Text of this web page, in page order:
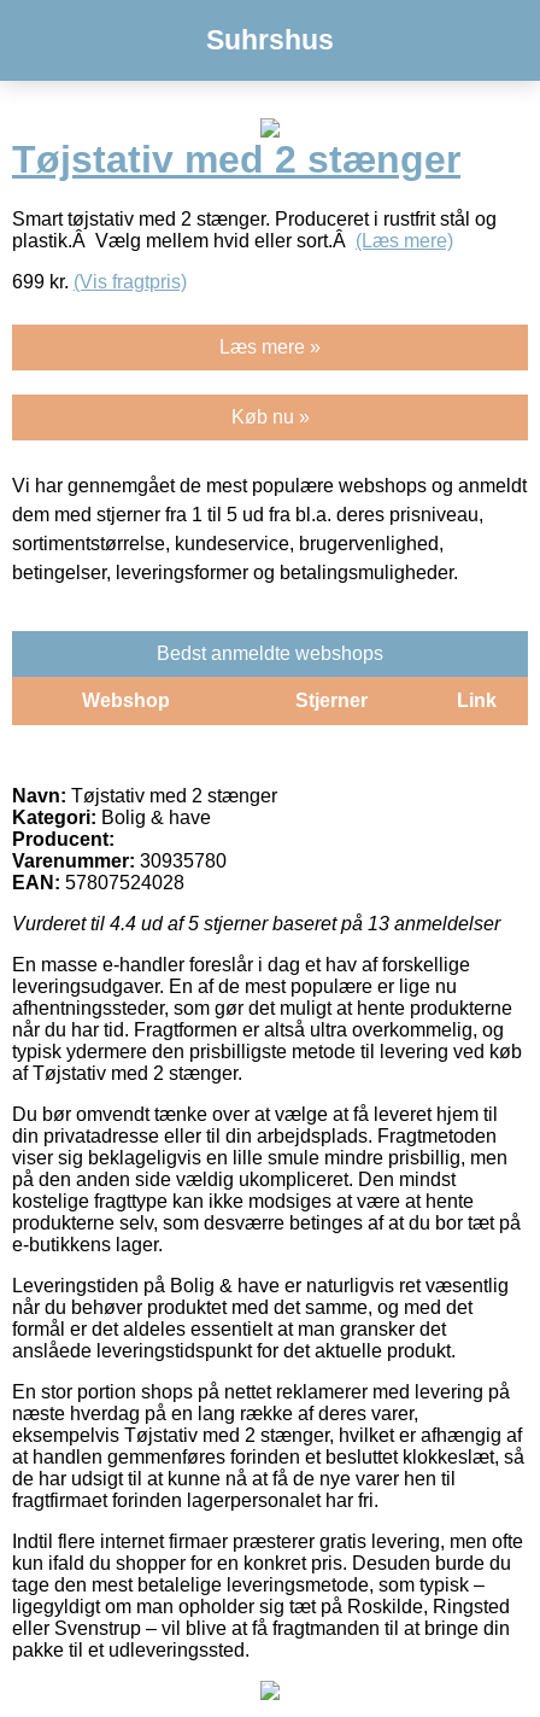
Suhrshus
Tøjstativ med 2 stænger
Smart tøjstativ med 2 stænger. Produceret i rustfrit stål og
plastik.Â Vælg mellem hvid eller sort.Â (Læs mere)
699 kr. (Vis fragtpris)
Læs mere »
Køb nu »
Vi har gennemgået de mest populære webshops og anmeldt
dem med stjerner fra 1 til 5 ud fra bl.a. deres prisniveau,
sortimentstørrelse, kundeservice, brugervenlighed,
betingelser, leveringsformer og betalingsmuligheder.
Bedst anmeldte webshops
Webshop Stjerner Link
Navn: Tøjstativ med 2 stænger
Kategori: Bolig & have
Producent:
Varenummer: 30935780
EAN: 57807524028
Vurderet til 4.4 ud af 5 stjerner baseret på 13 anmeldelser
En masse e-handler foreslår i dag et hav af forskellige
leveringsudgaver. En af de mest populære er lige nu
afhentningssteder, som gør det muligt at hente produkterne
når du har tid. Fragtformen er altså ultra overkommelig, og
typisk ydermere den prisbilligste metode til levering ved køb
af Tøjstativ med 2 stænger.
Du bør omvendt tænke over at vælge at få leveret hjem til
din privatadresse eller til din arbejdsplads. Fragtmetoden
viser sig beklageligvis en lille smule mindre prisbillig, men
på den anden side vældig ukompliceret. Den mindst
kostelige fragttype kan ikke modsiges at være at hente
produkterne selv, som desværre betinges af at du bor tæt på
e-butikkens lager.
Leveringstiden på Bolig & have er naturligvis ret væsentlig
når du behøver produktet med det samme, og med det
formål er det aldeles essentielt at man gransker det
anslåede leveringstidspunkt for det aktuelle produkt.
En stor portion shops på nettet reklamerer med levering på
næste hverdag på en lang række af deres varer,
eksempelvis Tøjstativ med 2 stænger, hvilket er afhængig af
at handlen gemmenføres forinden et besluttet klokkeslæt, så
de har udsigt til at kunne nå at få de nye varer hen til
fragtfirmaet forinden lagerpersonalet har fri.
Indtil flere internet firmaer præsterer gratis levering, men ofte
kun ifald du shopper for en konkret pris. Desuden burde du
tage den mest betalelige leveringsmetode, som typisk –
ligegyldigt om man opholder sig tæt på Roskilde, Ringsted
eller Svenstrup – vil blive at få fragtmanden til at bringe din
pakke til et udleveringssted.